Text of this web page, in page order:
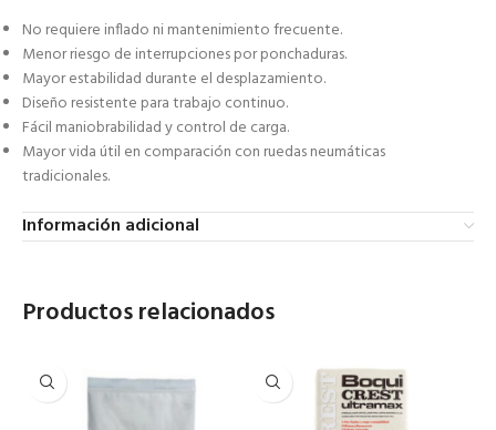
No requiere inflado ni mantenimiento frecuente.
Menor riesgo de interrupciones por ponchaduras.
Mayor estabilidad durante el desplazamiento.
Diseño resistente para trabajo continuo.
Fácil maniobrabilidad y control de carga.
Mayor vida útil en comparación con ruedas neumáticas
tradicionales.
Información adicional
Productos relacionados